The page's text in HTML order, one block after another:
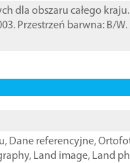
dla obszaru całego
Przestrzeń barwna: B/
, Dane referencyjne,
, Land image, Land